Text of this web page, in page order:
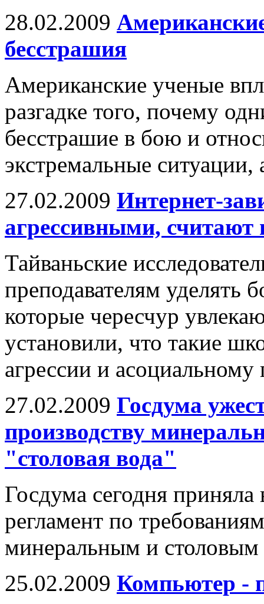
28.02.2009
бесстрашия
Американские ученые
разгадке того, почему
бесстрашие в бою и
экстремальные ситуации,
27.02.2009 Интернет-
агрессивными, считают
Тайваньские
преподавателям уделять
которые чересчур
установили, что такие
агрессии и
27.02.2009 Госдума
производству
"столовая вода"
Госдума сегодня
регламент по
минеральным и столовым
25.02.2009 Компьютер -